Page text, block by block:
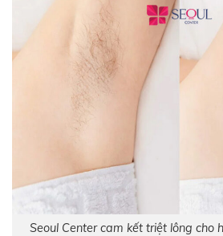
Seoul Center cam kết triệt lông cho